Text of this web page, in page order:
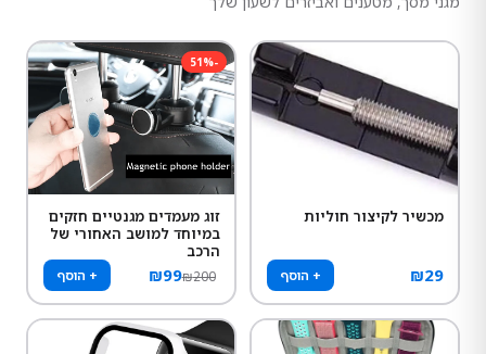
מכשיר לקיצור חוליות
₪29 + הוסף
-
51%
זוג מעמדים מגנטיים חזקים
במיוחד למושב האחורי של
הרכב
₪99₪200 + הוסף